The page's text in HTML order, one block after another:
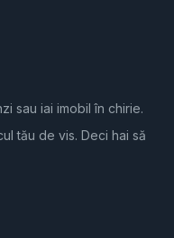
sau iai imobil în chirie.
tău de vis. Deci hai să